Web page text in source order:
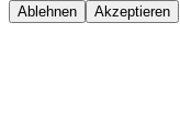
Ablehnen Akzeptieren